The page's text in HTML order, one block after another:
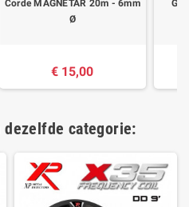
Corde MAGNETAR 20m - 6mm
Ø
€ 15,00
categorie: